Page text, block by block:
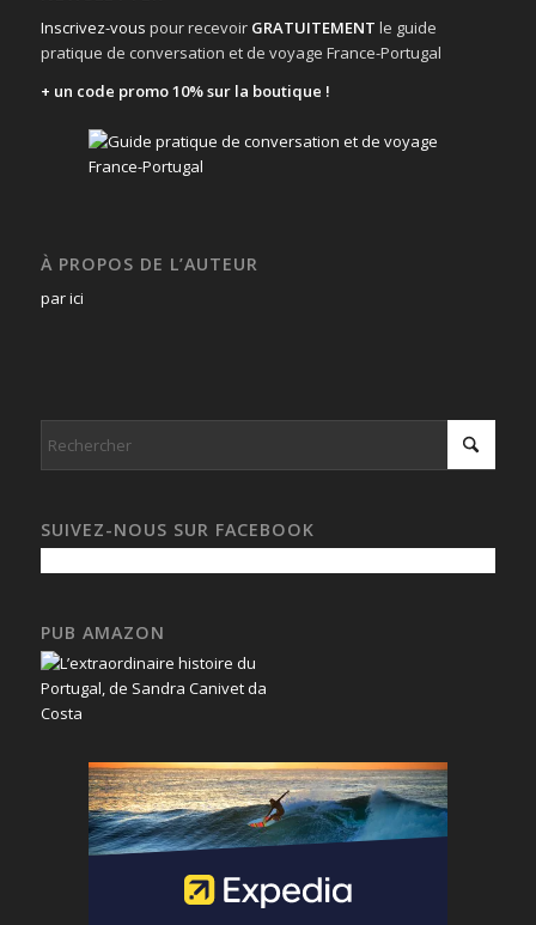
Inscrivez-vous pour recevoir GRATUITEMENT le guide
pratique de conversation et de voyage France-Portugal
+ un code promo 10% sur la boutique !
À PROPOS DE L’AUTEUR
par ici
SUIVEZ-NOUS SUR FACEBOOK
PUB AMAZON